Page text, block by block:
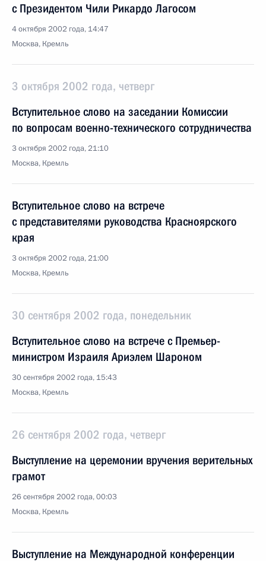
с Президентом Чили Рикардо Лагосом
4 октября 2002 года, 14:47
Москва, Кремль
3 октября 2002 года, четверг
Вступительное слово на заседании Комиссии
по вопросам военно-технического сотрудничества
3 октября 2002 года, 21:10
Москва, Кремль
Вступительное слово на встрече
с представителями руководства Красноярского
края
3 октября 2002 года, 21:00
Москва, Кремль
30 сентября 2002 года, понедельник
Вступительное слово на встрече с Премьер-
министром Израиля Ариэлем Шароном
30 сентября 2002 года, 15:43
Москва, Кремль
26 сентября 2002 года, четверг
Выступление на церемонии вручения верительных
грамот
26 сентября 2002 года, 00:03
Москва, Кремль
Выступление на Международной конференции